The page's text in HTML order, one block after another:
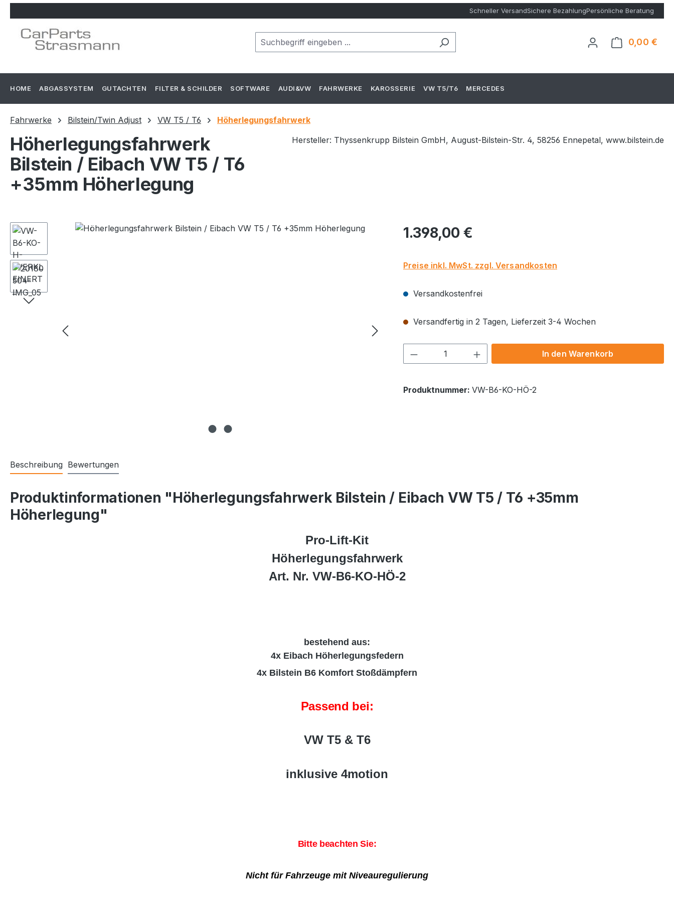
Schneller VersandSichere BezahlungPersönliche Beratung
0,00 €
HOME ABGASSYSTEM GUTACHTEN FILTER & SCHILDER SOFTWARE AUDI&VW FAHRWERKE KAROSSERIE VW T5/T6 MERCEDES
Fahrwerke Bilstein/Twin Adjust VW T5 / T6 Höherlegungsfahrwerk
Höherlegungsfahrwerk
Bilstein / Eibach VW T5 / T6
+35mm Höherlegung
Hersteller: Thyssenkrupp Bilstein GmbH, August-Bilstein-Str. 4, 58256 Ennepetal, www.bilstein.de
Bildergalerie überspringen Regulärer Preis:
1.398,00 €
Preise inkl. MwSt. zzgl. Versandkosten
Versandkostenfrei
Versandfertig in 2 Tagen, Lieferzeit 3-4 Wochen
Produkt Anzahl: Gib den gewünschten Wert
In den Warenkorb
Produktnummer: VW-B6-KO-HÖ-2
Beschreibung Bewertungen
Produktinformationen "Höherlegungsfahrwerk Bilstein / Eibach VW T5 / T6 +35mm
Höherlegung"
Pro-Lift-Kit
Höherlegungsfahrwerk
Art. Nr. VW-B6-KO-HÖ-2
bestehend aus:
4x Eibach Höherlegungsfedern
4x Bilstein B6 Komfort Stoßdämpfern
Passend bei:
VW T5 & T6
inklusive 4motion
Bitte beachten Sie:
Nicht für Fahrzeuge mit Niveauregulierung